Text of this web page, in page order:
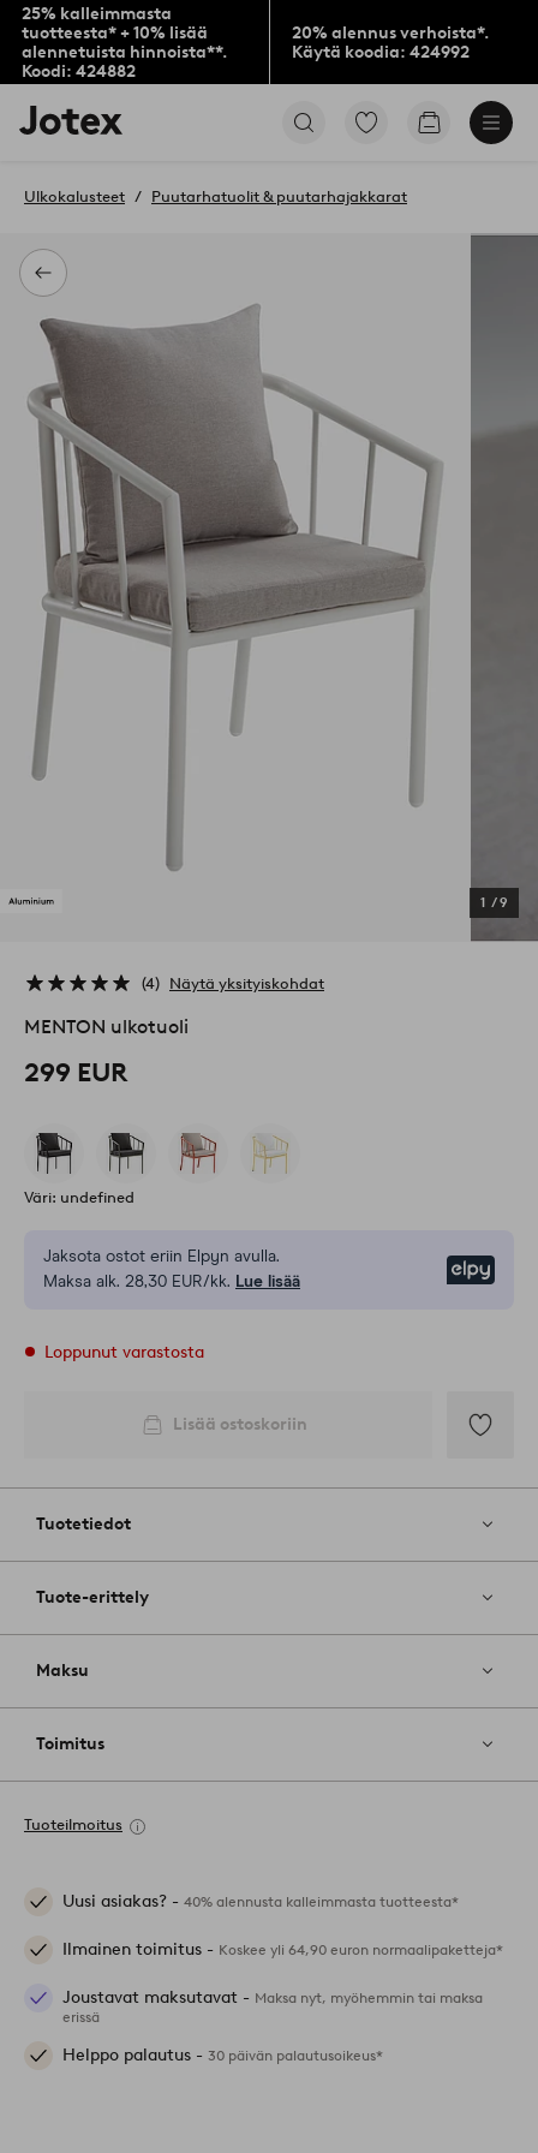
25% kalleimmasta
tuotteesta* + 10% lisää
alennetuista hinnoista**.
Koodi: 424882
20% alennus verhoista*.
Käytä koodia: 424992
Jotex-
logo
aloitussivulle
Siirry
Siirry
Takaisin
Ulkokalusteet Puutarhatuolit & puutarhajakkarat
1 /9
4 Näytä yksityiskohdat
MENTON ulkotuoli
299 EUR
Väri: undefined
Jaksota ostot eriin Elpyn avulla.
Maksa alk. 28,30 EUR/kk. Lue lisää
Loppunut varastosta
Lisää ostoskoriin
Tuotetiedot
Tuote-erittely
Maksu
Toimitus
Tuoteilmoitus
Uusi asiakas? - 40% alennusta kalleimmasta tuotteesta*
Ilmainen toimitus - Koskee yli 64,90 euron normaalipaketteja*
Joustavat maksutavat - Maksa nyt, myöhemmin tai maksa
erissä
Helppo palautus - 30 päivän palautusoikeus*